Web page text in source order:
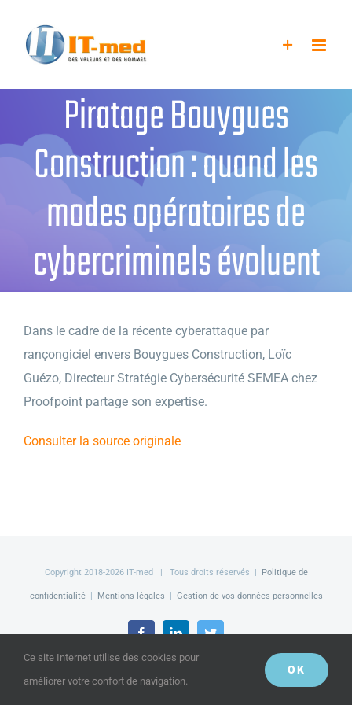
contenu
Piratage Bouygues
Construction : quand les
modes opératoires de
cybercriminels évoluent
Dans le cadre de la récente cyberattaque par
rançongiciel envers Bouygues Construction, Loïc
Guézo, Directeur Stratégie Cybersécurité SEMEA chez
Proofpoint partage son expertise.
Consulter la source originale
Copyright 2018-2026 IT-med | Tous droits réservés | Politique de
confidentialité| Mentions légales | Gestion de vos données personnelles
FacebookLinkedInTwitter
Ce site Internet utilise des cookies pour
améliorer votre confort de navigation.
OK